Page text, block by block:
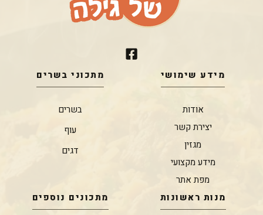
מידע שימושי
אודות
יצירת קשר
מגזין
מידע מקצועי
מפת אתר
מתכוני בשרים
בשרים
עוף
דגים
מנות ראשונות מתכונים נוספים